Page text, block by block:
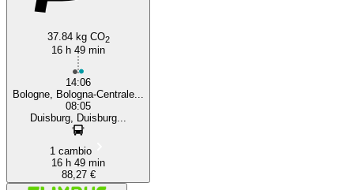
37.84 kg CO2
16 h 49 min
14:06
Bologne, Bologna-Centrale...
08:05
Duisburg, Duisburg...
1 cambio
16 h 49 min
88,27 €